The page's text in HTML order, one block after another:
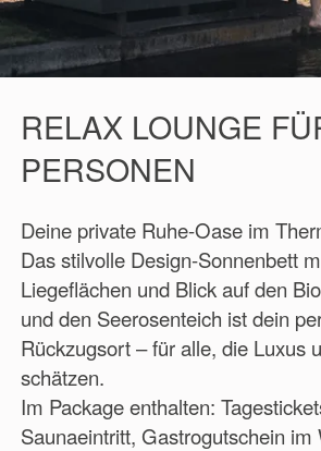
RELAX LOUNGE
PERSONEN
Deine private Ruhe-Oase im
Das stilvolle Design-Sonnenbett
Liegeflächen und Blick auf den
und den Seerosenteich ist dein
Rückzugsort – für alle, die Luxus
schätzen.
Im Package enthalten:
Saunaeintritt, Gastrogutschein im